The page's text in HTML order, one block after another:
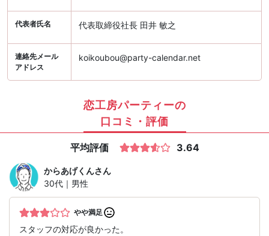
代表者氏名 代表取締役社長 田井 敏之
連絡先メール
アドレス
koikoubou@party-calendar.net
恋工房パーティーの
口コミ・評価
平均評価 3.64
からあげくんさん
30代｜男性
やや満足
スタッフの対応が良かった。